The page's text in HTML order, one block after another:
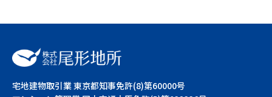
宅地建物取引業 東京都知事免許(8)第60000号